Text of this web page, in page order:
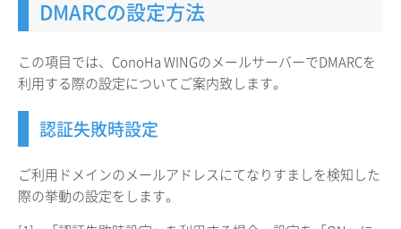
DMARCの設定方法
この項目では、ConoHa WINGのメールサーバーでDMARCを
利用する際の設定についてご案内致します。
認証失敗時設定
ご利用ドメインのメールアドレスにてなりすましを検知した
際の挙動の設定をします。